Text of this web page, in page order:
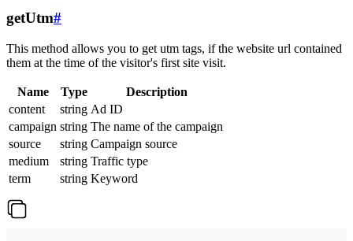
getUtm#
This method allows you to get utm tags, if the website url contained
them at the time of the visitor's first site visit.
Name Type
Description
content
string Ad ID
campaign string The name of the campaign
source
string Campaign source
medium
string Traffic type
term
string Keyword